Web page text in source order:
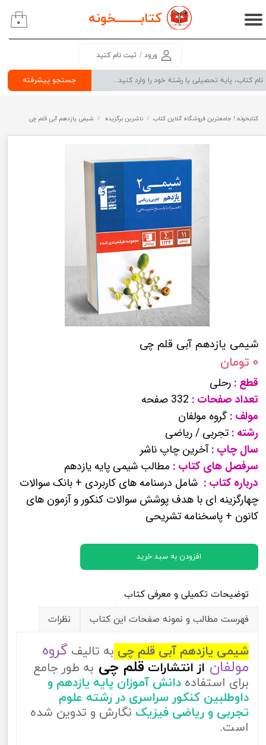
کتابــــــــخونه
جستجو پیشرفته
ورود / ثبت نام کنید
حساب کاربری من
سفارشات
۰
کتابخونه ! جامعترین فروشگاه آنلاین کتاب ناشرین برگزیده شیمی یازدهم آبی قلم چی
شیمی یازدهم آبی قلم چی
۰ تومان
قطع : رحلی
تعداد صفحات : 332 صفحه
مولف : گروه مولفان
رشته : تجربی / ریاضی
سال چاپ :آخرین چاپ ناشر
سرفصل های کتاب : مطالب شیمی پایه یازدهم
درباره کتاب : شامل درسنامه های کاربردی + بانک سوالات
چهارگزینه ای با هدف پوشش سوالات کنکور و آزمون های
کانون + پاسخنامه تشریحی
افزودن به سبد خرید
توضیحات تکمیلی و معرفی کتاب
فهرست مطالب و نمونه صفحات این کتاب
نظرات
شیمی یازدهم آبی قلم چی به تالیف گروه
مولفان از انتشارات قلم چی به طور جامع
برای استفاده دانش آموزان پایه یازدهم و
داوطلبین کنکور سراسری در رشته علوم
تجربی و ریاضی فیزیک نگارش و تدوین شده
است.